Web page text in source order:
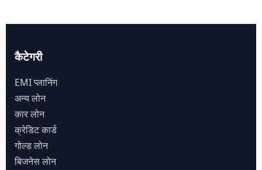
कैटेगरी
EMI प्लानिंग
अन्य लोन
कार लोन
क्रेडिट कार्ड
गोल्ड लोन
बिजनेस लोन